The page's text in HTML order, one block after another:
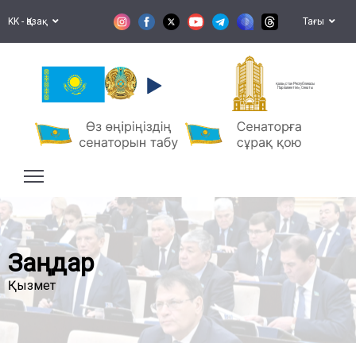
KK - Қазақ Тағы
Қазақстан Республикасы
Парламентінің Сенаты
Заңдар
Қызмет